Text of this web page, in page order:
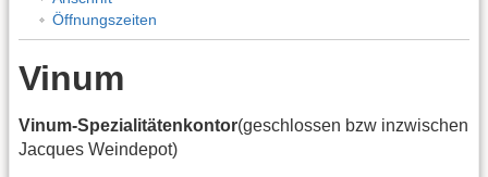
Öffnungszeiten
Vinum
Vinum-Spezialitätenkontor(geschlossen bzw inzwischen
Jacques Weindepot)